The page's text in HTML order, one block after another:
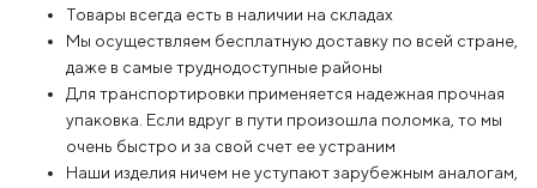
Товары всегда есть в наличии на складах
Мы осуществляем бесплатную доставку по всей стране,
даже в самые труднодоступные районы
Для транспортировки применяется надежная прочная
упаковка. Если вдруг в пути произошла поломка, то мы
очень быстро и за свой счет ее устраним
Наши изделия ничем не уступают зарубежным аналогам,